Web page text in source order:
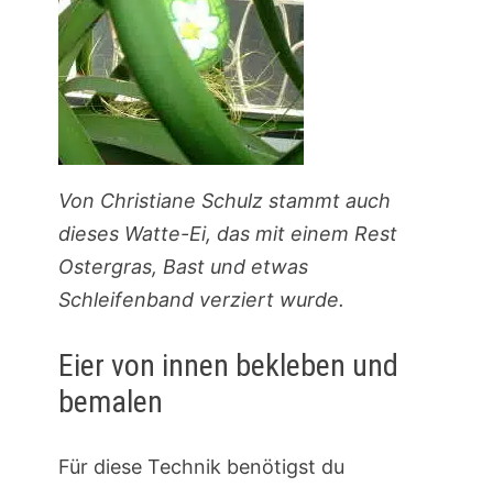
Von Christiane Schulz stammt auch
dieses Watte-Ei, das mit einem Rest
Ostergras, Bast und etwas
Schleifenband verziert wurde.
Eier von innen bekleben und
bemalen
Für diese Technik benötigst du